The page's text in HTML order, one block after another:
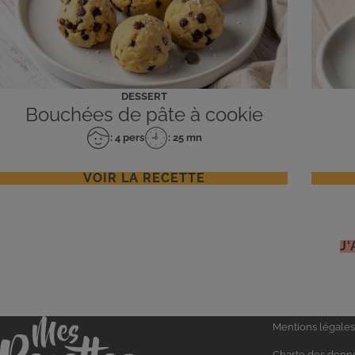
DESSERT
Bouchées de pâte à cookie
Nombre
personnes
: 4 pers
Temps
préparation
: 25 mn
VOIR LA RECETTE
Accueil
Liens
Mentions légales